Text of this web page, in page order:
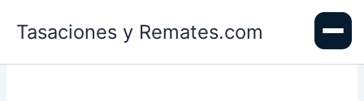
Tasaciones y Remates.com